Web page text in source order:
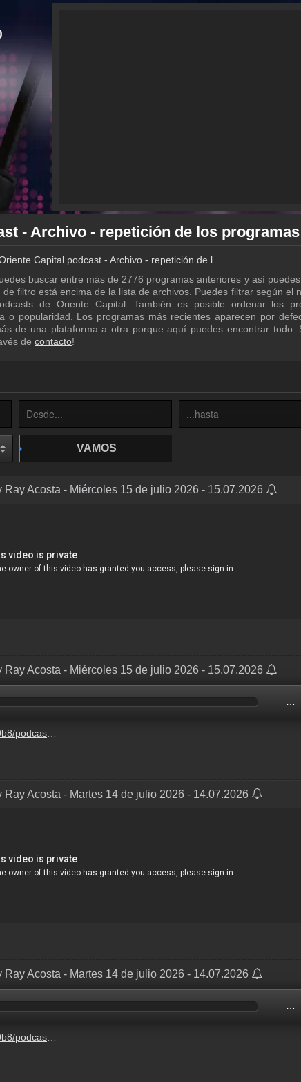
- Archivo - repetición de los programas
Capital podcast - Archivo - repetición de los programas
buscar entre más de 2776 programas anteriores y así
filtro está encima de la lista de archivos. Puedes filtrar según el
de Oriente Capital. También es posible ordenar los
o popularidad. Los programas más recientes aparecen por
de una plataforma a otra porque aquí puedes encontrar todo.
de contacto!
VAMOS
Acosta - Miércoles 15 de julio 2026 - 15.07.2026
Acosta - Miércoles 15 de julio 2026 - 15.07.2026
d023-6886-e258-f274dcb81b83.mp3
Acosta - Martes 14 de julio 2026 - 14.07.2026
Acosta - Martes 14 de julio 2026 - 14.07.2026
0372-cb5a-0046-f7acd8b7bef8.mp3